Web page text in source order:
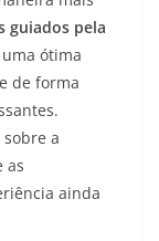
guiados pela
ótima
de forma
a
as
ainda